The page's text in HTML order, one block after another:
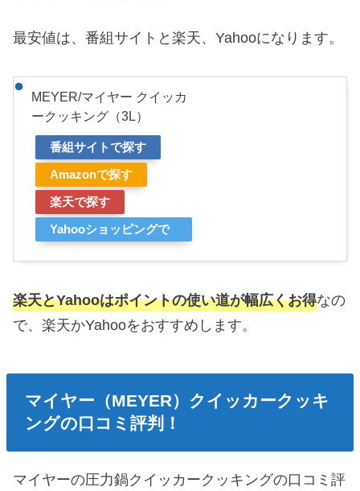
最安値は、番組サイトと楽天、Yahooになります。
MEYER/マイヤー クイッカ
ークッキング（3L）
番組サイトで探す
Amazonで探す
楽天で探す
Yahooショッピングで
楽天とYahooはポイントの使い道が幅広くお得なの
で、楽天かYahooをおすすめします。
マイヤー（MEYER）クイッカークッキ
ングの口コミ評判！
マイヤーの圧力鍋クイッカークッキングの口コミ評